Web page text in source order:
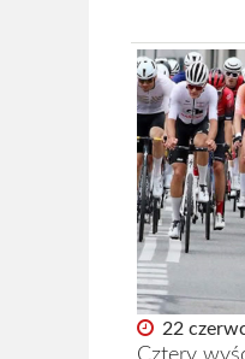
Strój
22